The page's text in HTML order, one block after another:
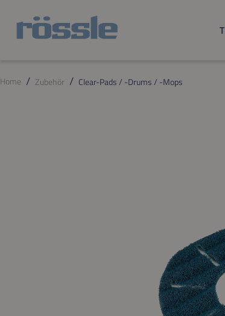
Hauptinhalt springen
Zur Suche springen
Zur Hauptnavigation springen
Home Zubehör Clear-Pads / -Drums / -Mops